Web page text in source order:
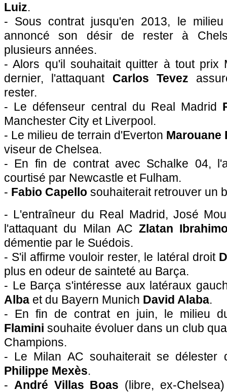
Luiz.
- Sous contrat jusqu'en 2013, le
annoncé son désir de rester à
plusieurs années.
- Alors qu'il souhaitait quitter à tout prix
dernier, l'attaquant Carlos Tevez
rester.
- Le défenseur central du Real Madrid
Manchester City et Liverpool.
- Le milieu de terrain d'Everton Marouane
viseur de Chelsea.
- En fin de contrat avec Schalke 04,
courtisé par Newcastle et Fulham.
- Fabio Capello souhaiterait retrouver un
- L'entraîneur du Real Madrid, José
l'attaquant du Milan ACZlatan
démentie par le Suédois.
- S'il affirme vouloir rester, le latéral droit
plus en odeur de sainteté au Barça.
- Le Barça s'intéresse aux latéraux
Alba et du Bayern Munich David Alaba.
- En fin de contrat en juin, le milieu
Flamini souhaite évoluer dans un club
Champions.
- Le Milan AC souhaiterait se délester
Philippe Mexès.
- André Villas Boas (libre, ex-